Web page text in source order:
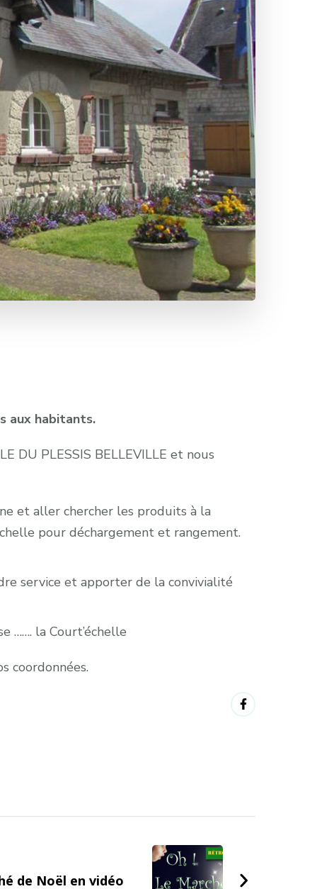
aux habitants.
DU PLESSIS BELLEVILLE et nous
et aller chercher les produits à la
pour déchargement et rangement.
service et apporter de la convivialité
……. la Court’échelle
coordonnées.
de Noël en vidéo